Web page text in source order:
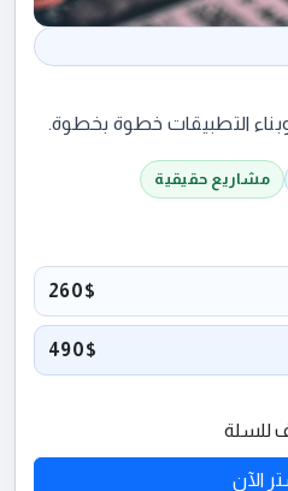
التطبيقات خطوة بخطوة.
مشاريع حقيقية
260$
490$
للسلة
الآن